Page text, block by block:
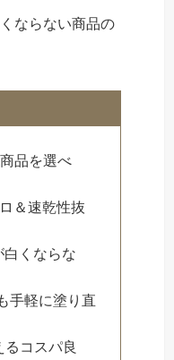
ならない商品の
品を選べ
＆速乾性抜
白くならな
手軽に塗り直
るコスパ良